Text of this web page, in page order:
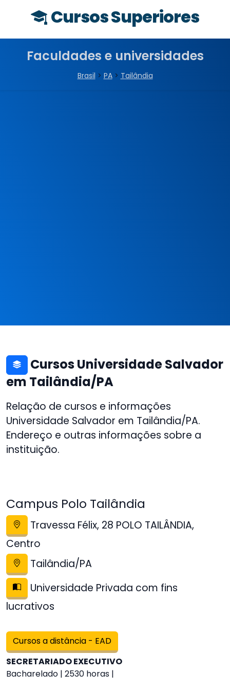
Cursos Superiores
Faculdades e universidades
Brasil > PA> Tailândia
Cursos Universidade Salvador
em Tailândia/PA
Relação de cursos e informações
Universidade Salvador em Tailândia/PA.
Endereço e outras informações sobre a
instituição.
Campus Polo Tailândia
Travessa Félix, 28 POLO TAILÂNDIA,
Centro
Tailândia/PA
Universidade Privada com fins
lucrativos
Cursos a distância - EAD
SECRETARIADO EXECUTIVO
Bacharelado | 2530 horas |